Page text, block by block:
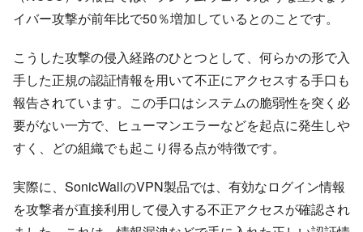
イバー攻撃が前年比で50％増加しているとのことです。
こうした攻撃の侵入経路のひとつとして、何らかの形で入
手した正規の認証情報を用いて不正にアクセスする手口も
報告されています。この手口はシステムの脆弱性を突く必
要がない一方で、ヒューマンエラーなどを起点に発生しや
すく、どの組織でも起こり得る点が特徴です。
実際に、SonicWallのVPN製品では、有効なログイン情報
を攻撃者が直接利用して侵入する不正アクセスが確認され